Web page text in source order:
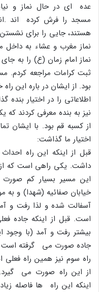
عده اى در حال نماز و
مسجد را فرش کرده اند
هستند، جایى را براى
نماز مغرب و عشاء به
نماز امام زمان (ع) را به
ثبت کرامات مراجعه کردم.
بود. از ایشان در باره این
اطلاعاتى را در اختیار بنده
نیز به بنده معرفى کردند که
از کسبه قم بود. با ایشان
اختیار ما گذاشت:
قبل از اینکه این راه
داشت. یکى راهى است که از
این مسیر بسیار کم صورت
خیابان صفائیه (شهدا) و به
آسفالت شده و لذا رفت و
است. قبل از اینکه جاده
بیشتر رفت و آمد (با وجود
جاده صورت مى گرفته
راه سوم نیز همین راه
از این راه صورت مى
اینکه این راه ها فاصله